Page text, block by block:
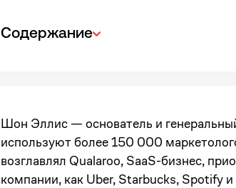
Содержание
Шон Эллис — основатель и
используют более 150 000
возглавлял Qualaroo, SaaS-бизнес,
компании, как Uber, Starbucks, Spotify